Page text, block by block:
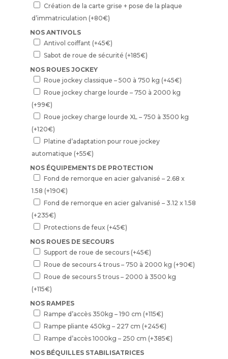
Création de la carte grise + pose de la plaque
d’immatriculation (+80€)
NOS ANTIVOLS
Antivol coiffant (+45€)
Sabot de roue de sécurité (+185€)
NOS ROUES JOCKEY
Roue jockey classique – 500 à 750 kg (+45€)
Roue jockey charge lourde – 750 à 2000 kg
(+99€)
Roue jockey charge lourde XL – 750 à 3500 kg
(+120€)
Platine d’adaptation pour roue jockey
automatique (+55€)
NOS ÉQUIPEMENTS DE PROTECTION
Fond de remorque en acier galvanisé – 2.68 x
1.58 (+190€)
Fond de remorque en acier galvanisé – 3.12 x 1.58
(+235€)
Protections de feux (+45€)
NOS ROUES DE SECOURS
Support de roue de secours (+45€)
Roue de secours 4 trous – 750 à 2000 kg (+90€)
Roue de secours 5 trous – 2000 à 3500 kg
(+115€)
NOS RAMPES
Rampe d’accès 350kg – 190 cm (+115€)
Rampe pliante 450kg – 227 cm (+245€)
Rampe d’accès 1000kg – 250 cm (+385€)
NOS BÉQUILLES STABILISATRICES